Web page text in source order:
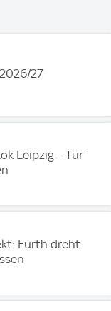
27
Leipzig – Tür
Fürth dreht